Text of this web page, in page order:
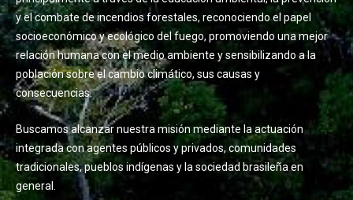
y el combate de incendios forestales, reconociendo el papel
socioeconómico y ecológico del fuego, promoviendo una mejor
relación humana con el medio ambiente y sensibilizando a la
población sobre el cambio climático, sus causas y
consecuencias.
Buscamos alcanzar nuestra misión mediante la actuación
integrada con agentes públicos y privados, comunidades
tradicionales, pueblos indígenas y la sociedad brasileña en
general.